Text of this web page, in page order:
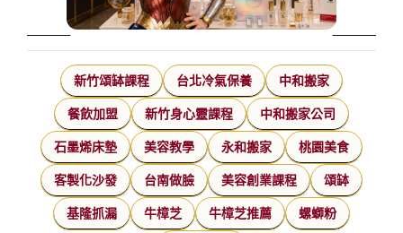
新竹頌缽課程 台北冷氣保養 中和搬家
餐飲加盟 新竹身心靈課程 中和搬家公司
石墨烯床墊 美容教學 永和搬家 桃園美食
客製化沙發 台南做臉 美容創業課程 頌缽
基隆抓漏 牛樟芝 牛樟芝推薦 螺螄粉